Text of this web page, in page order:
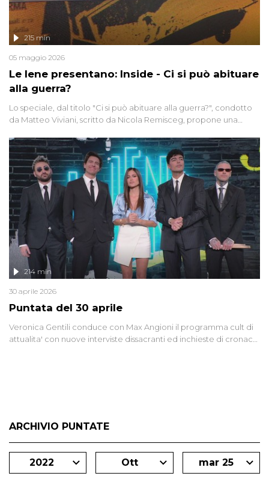
Le Iene presentano: Inside - Ci si può abituare
alla guerra?
215 min
05 maggio 2026
Lo speciale, dal titolo "Ci si può abituare alla guerra?", condotto
da Matteo Viviani, scritto da Nicola Remisceg, propone una
di settore - su quanto la guerra sia diventata una realtà pervasiva.
Anche se l'Italia non è direttamente coinvolta in conflitti armati, il
contesto globale rende impossibile considerarla un fenomeno
lontano.
Puntata del 30 aprile
214 min
30 aprile 2026
Veronica Gentili conduce con Max Angioni il programma cult di
attualita' con nuove interviste dissacranti ed inchieste di cronaca
ARCHIVIO PUNTATE
2022 Ott mar 25